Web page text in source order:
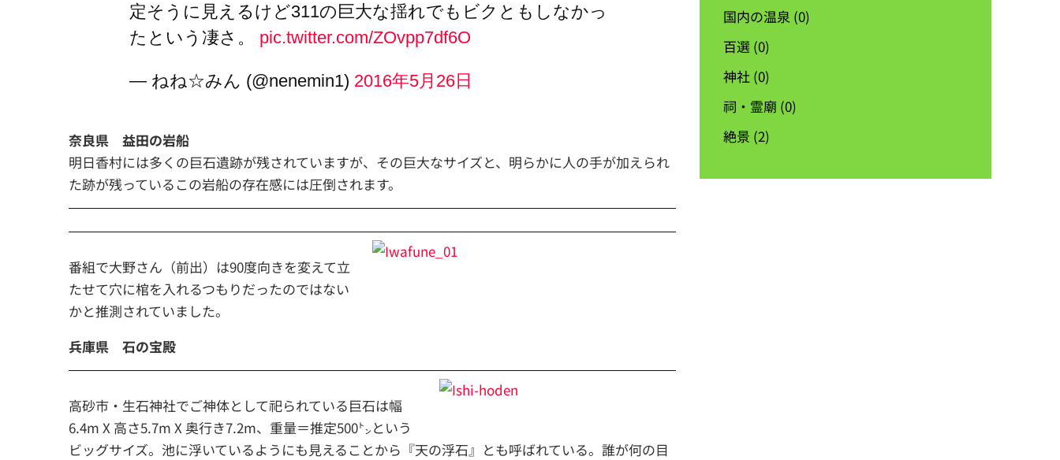
定そうに見えるけど311の巨大な揺れでもビクともしなかっ
たという凄さ。 pic.twitter.com/ZOvpp7df6O
— ねね☆みん (@nenemin1) 2016年5月26日
奈良県 益田の岩船
明日香村には多くの巨石遺跡が残されていますが、その巨大なサイズと、明らかに人の手が加えられ
た跡が残っているこの岩船の存在感には圧倒されます。
番組で大野さん（前出）は90度向きを変えて立
たせて穴に棺を入れるつもりだったのではない
かと推測されていました。
兵庫県 石の宝殿
高砂市・生石神社でご神体として祀られている巨石は幅
6.4m X 高さ5.7m X 奥行き7.2m、重量＝推定500㌧という
ビッグサイズ。池に浮いているようにも見えることから『天の浮石』とも呼ばれている。誰が何の目
国内の温泉 (0)
百選 (0)
神社 (0)
祠・霊廟 (0)
絶景 (2)